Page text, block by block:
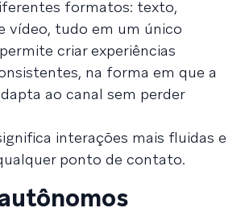
formatos: texto,
vídeo, tudo em um único
criar experiências
na forma em que a
ao canal sem perder
interações mais fluidas e
ponto de contato.